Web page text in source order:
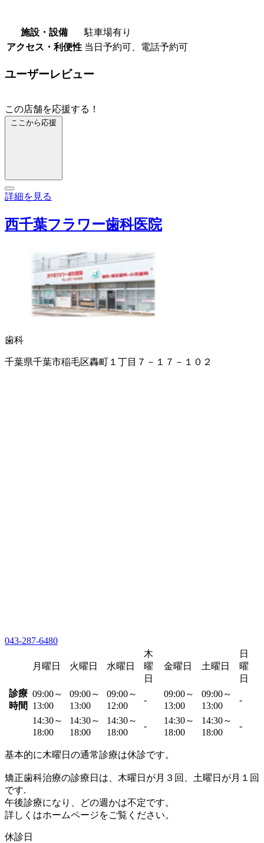
施設・設備
駐車場有り
アクセス・利便性 当日予約可、電話予約可
ユーザーレビュー
この店舗を応援する！
ここから応援
詳細を見る
西千葉フラワー歯科医院
歯科
千葉県千葉市稲毛区轟町１丁目７－１７－１０２
043-287-6480
月曜日 火曜日 水曜日
木
曜
日
金曜日 土曜日
日
曜
日
診療
時間
09:00～
13:00
09:00～
13:00
09:00～
12:00
-
09:00～
13:00
09:00～
13:00
-
14:30～
18:00
14:30～
18:00
14:30～
18:00
-
14:30～
18:00
14:30～
18:00
-
基本的に木曜日の通常診療は休診です。
矯正歯科治療の診療日は、木曜日が月３回、土曜日が月１回
です.
午後診療になり、どの週かは不定です。
詳しくはホームページをご覧ください。
休診日